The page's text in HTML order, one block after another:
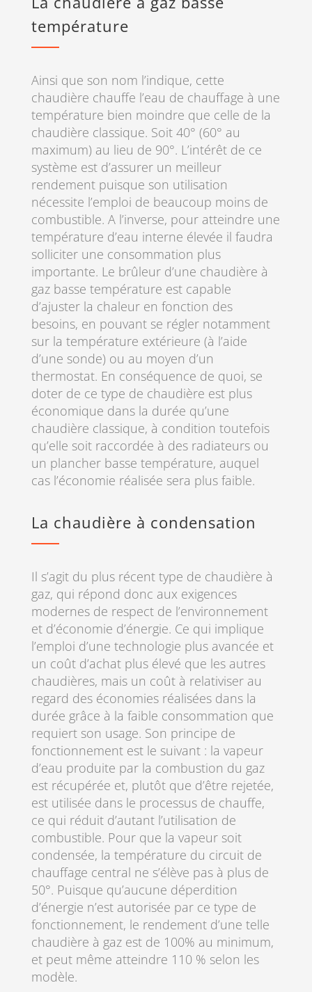
température
Ainsi que son nom l’indique, cette
chaudière chauffe l’eau de chauffage à une
température bien moindre que celle de la
chaudière classique. Soit 40° (60° au
maximum) au lieu de 90°. L’intérêt de ce
système est d’assurer un meilleur
rendement puisque son utilisation
nécessite l’emploi de beaucoup moins de
combustible. A l’inverse, pour atteindre une
température d’eau interne élevée il faudra
solliciter une consommation plus
importante. Le brûleur d’une chaudière à
gaz basse température est capable
d’ajuster la chaleur en fonction des
besoins, en pouvant se régler notamment
sur la température extérieure (à l’aide
d’une sonde) ou au moyen d’un
thermostat. En conséquence de quoi, se
doter de ce type de chaudière est plus
économique dans la durée qu’une
chaudière classique, à condition toutefois
qu’elle soit raccordée à des radiateurs ou
un plancher basse température, auquel
cas l’économie réalisée sera plus faible.
La chaudière à condensation
Il s’agit du plus récent type de chaudière à
gaz, qui répond donc aux exigences
modernes de respect de l’environnement
et d’économie d’énergie. Ce qui implique
l’emploi d’une technologie plus avancée et
un coût d’achat plus élevé que les autres
chaudières, mais un coût à relativiser au
regard des économies réalisées dans la
durée grâce à la faible consommation que
requiert son usage. Son principe de
fonctionnement est le suivant : la vapeur
d’eau produite par la combustion du gaz
est récupérée et, plutôt que d’être rejetée,
est utilisée dans le processus de chauffe,
ce qui réduit d’autant l’utilisation de
combustible. Pour que la vapeur soit
condensée, la température du circuit de
chauffage central ne s’élève pas à plus de
50°. Puisque qu’aucune déperdition
d’énergie n’est autorisée par ce type de
fonctionnement, le rendement d’une telle
chaudière à gaz est de 100% au minimum,
et peut même atteindre 110 % selon les
modèle.